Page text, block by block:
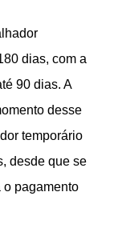
dias, com a
90 dias. A
desse
temporário
desde que se
o pagamento